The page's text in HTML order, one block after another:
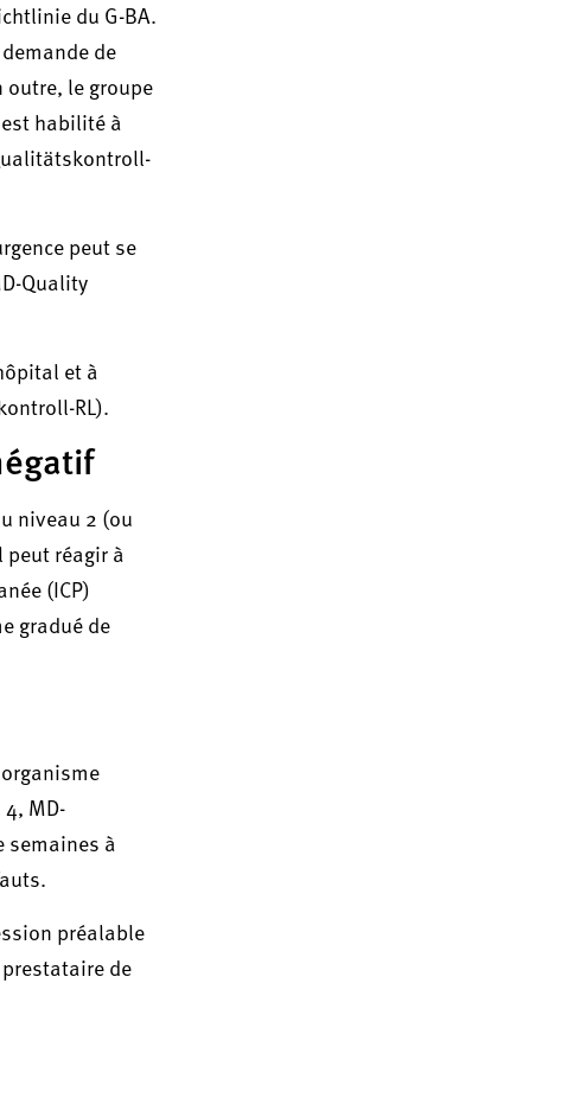
du G-BA.
de
outre, le groupe
habilité à
peut se
Quality
et à
RL).
niveau 2 (ou
réagir à
(ICP)
gradué de
MD-
semaines à
préalable
de